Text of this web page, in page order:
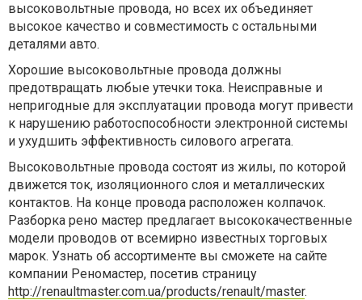
высоковольтные провода, но всех их объединяет
высокое качество и совместимость с остальными
деталями авто.
Хорошие высоковольтные провода должны
предотвращать любые утечки тока. Неисправные и
непригодные для эксплуатации провода могут привести
к нарушению работоспособности электронной системы
и ухудшить эффективность силового агрегата.
Высоковольтные провода состоят из жилы, по которой
движется ток, изоляционного слоя и металлических
контактов. На конце провода расположен колпачок.
Разборка рено мастер предлагает высококачественные
модели проводов от всемирно известных торговых
марок. Узнать об ассортименте вы сможете на сайте
компании Реномастер, посетив страницу
http://renaultmaster.com.ua/products/renault/master.